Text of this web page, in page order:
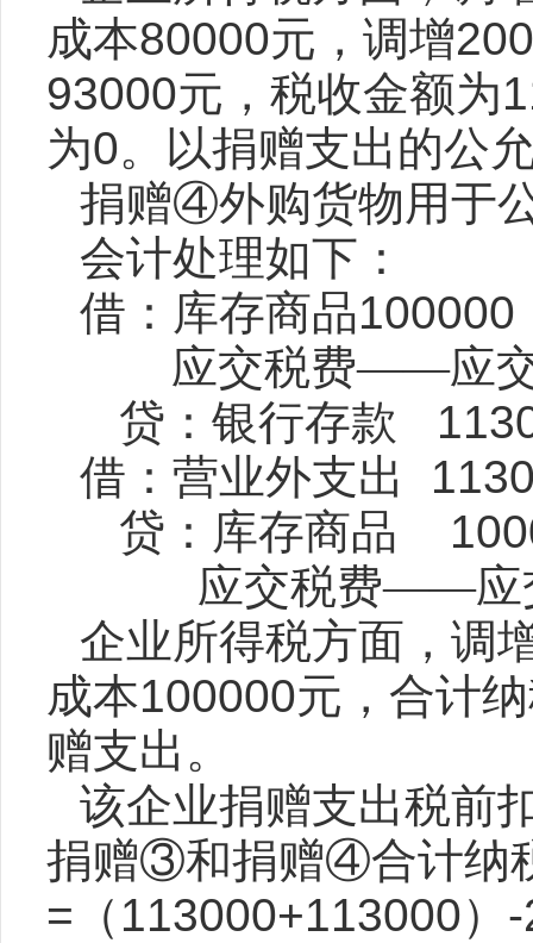
成本80000元，调增
93000元，税收金额为
为0。以捐赠支出的公
捐赠④外购货物用于
会计处理如下：
借：库存商品100000
应交税费——应
贷：银行存款
借：营业外支出
贷：库存商品
应交税费——应
企业所得税方面，调
成本100000元，合计
赠支出。
该企业捐赠支出税前
捐赠③和捐赠④合计纳
= （ 113000+113000）